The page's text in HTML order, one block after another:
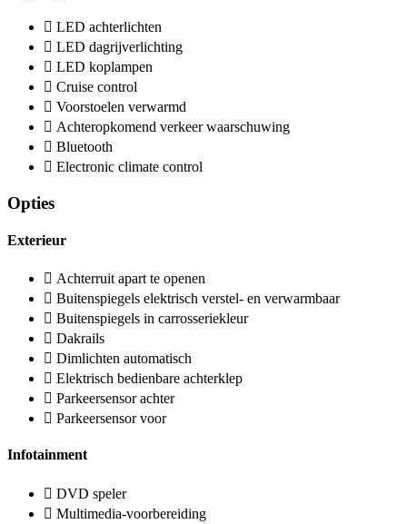
LED achterlichten
LED dagrijverlichting
LED koplampen
Cruise control
Voorstoelen verwarmd
Achteropkomend verkeer waarschuwing
Bluetooth
Electronic climate control
Opties
Exterieur
Achterruit apart te openen
Buitenspiegels elektrisch verstel- en verwarmbaar
Buitenspiegels in carrosseriekleur
Dakrails
Dimlichten automatisch
Elektrisch bedienbare achterklep
Parkeersensor achter
Parkeersensor voor
Infotainment
DVD speler
Multimedia-voorbereiding